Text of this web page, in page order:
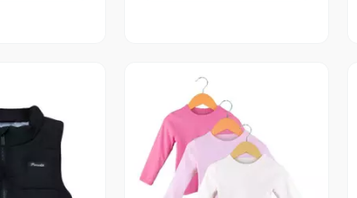
Vista Previa